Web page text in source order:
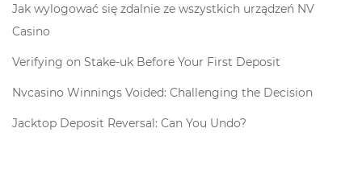
Jak wylogować się zdalnie ze wszystkich urządzeń NV
Casino
Verifying on Stake-uk Before Your First Deposit
Nvcasino Winnings Voided: Challenging the Decision
Jacktop Deposit Reversal: Can You Undo?